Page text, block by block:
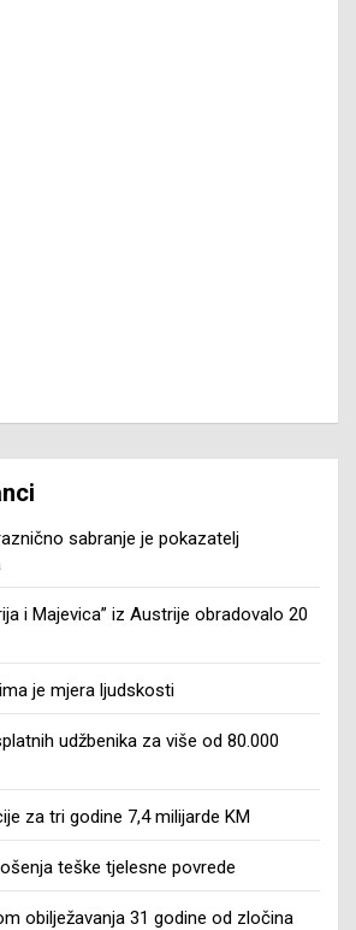
sabranje je pokazatelj
i Majevica” iz Austrije obradovalo 20
je mjera ljudskosti
udžbenika za više od 80.000
za tri godine 7,4 milijarde KM
teške tjelesne povrede
obilježavanja 31 godine od zločina